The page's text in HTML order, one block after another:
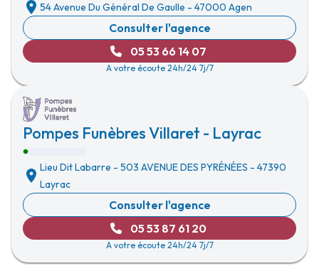
54 Avenue Du Général De Gaulle - 47000 Agen
Consulter l'agence
05 53 66 14 07
A votre écoute 24h/24 7j/7
Pompes Funèbres Villaret - Layrac
Lieu Dit Labarre - 503 AVENUE DES PYRÉNÉES - 47390
Layrac
Consulter l'agence
05 53 87 61 20
A votre écoute 24h/24 7j/7